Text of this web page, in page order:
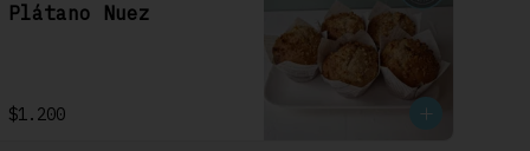
Plátano Nuez
$1.200